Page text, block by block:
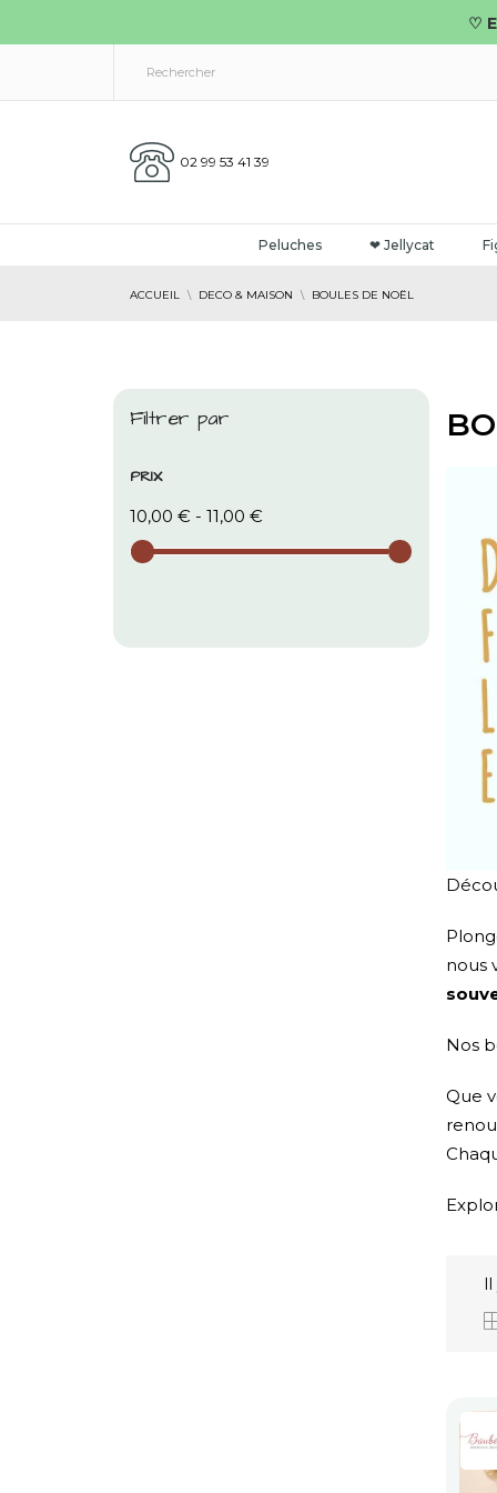
♡
02 99 53 41 39
Peluches ❤ Jellycat
ACCUEIL DECO & MAISON BOULES DE NOËL
Filtrer par
PRIX
10,00 € - 11,00 €
nous
Nos
Que